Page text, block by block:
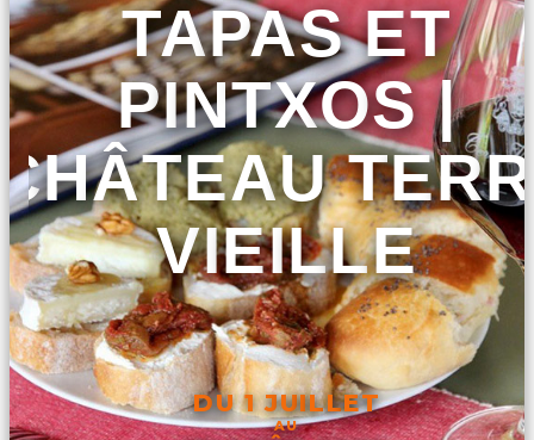
TAPAS ET
PINTXOS |
VIEILLE
DU 1 JUILLET
AU